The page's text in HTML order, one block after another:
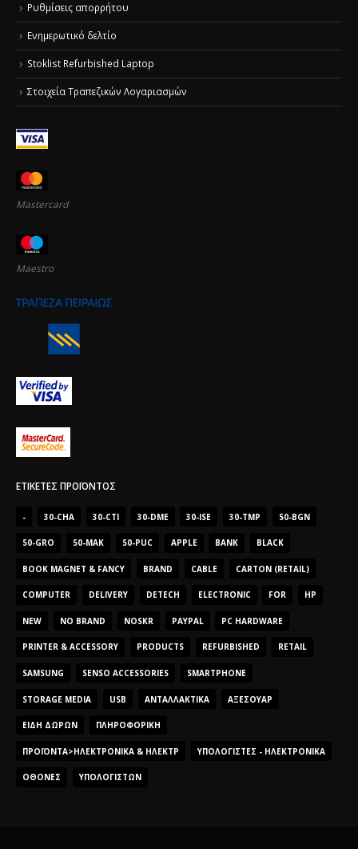
Ρυθμίσεις απορρήτου
Ενημερωτικό δελτίο
Stoklist Refurbished Laptop
Στοιχεία Τραπεζικών Λογαριασμών
Mastercard
Maestro
ΕΤΙΚΈΤΕΣ ΠΡΟΪΌΝΤΟΣ
- 30-CHA 30-CTI 30-DME 30-ISE 30-TMP 50-BGN
50-GRO 50-MAK 50-PUC APPLE BANK BLACK
BOOK MAGNET & FANCY BRAND CABLE CARTON (RETAIL)
COMPUTER DELIVERY DETECH ELECTRONIC FOR HP
NEW NO BRAND NOSKR PAYPAL PC HARDWARE
PRINTER & ACCESSORY PRODUCTS REFURBISHED RETAIL
SAMSUNG SENSO ACCESSORIES SMARTPHONE
STORAGE MEDIA USB ΑΝΤΑΛΛΑΚΤΙΚΆ ΑΞΕΣΟΥΆΡ
ΕΊΔΗ ΔΏΡΩΝ ΠΛΗΡΟΦΟΡΙΚΉ
ΠΡΟΪΌΝΤΑ>ΗΛΕΚΤΡΟΝΙΚΆ & ΗΛΕΚΤΡ ΥΠΟΛΟΓΙΣΤΈΣ - ΗΛΕΚΤΡΟΝΙΚΆ
ΟΘΌΝΕΣ ΥΠΟΛΟΓΙΣΤΏΝ